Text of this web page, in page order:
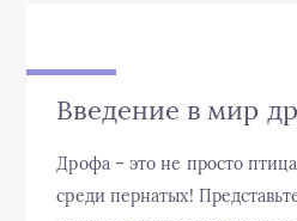
Введение в мир
Дрофа – это не просто
среди пернатых!